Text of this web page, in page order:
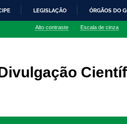
LEGISLAÇÃO ÓRGÃOS DO
Alto contraste Escala de cinza